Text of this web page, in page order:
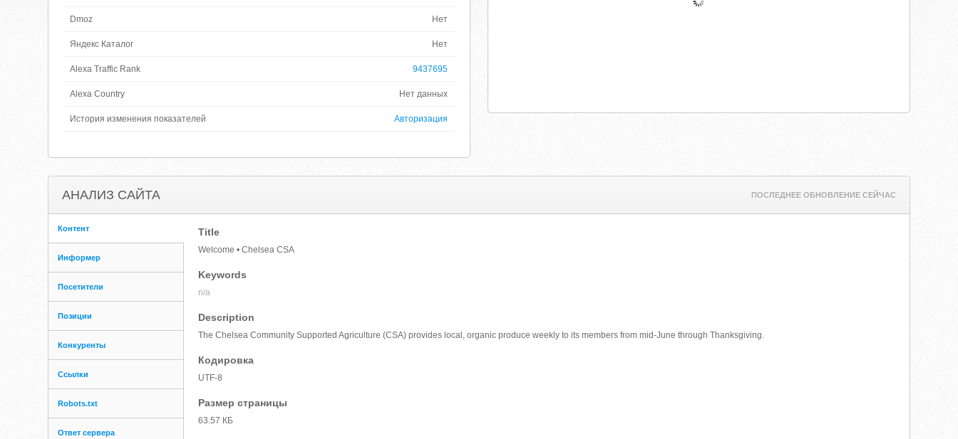
Dmoz Нет
Яндекс Каталог Нет
Alexa Traffic Rank 9437695
Alexa Country Нет данных
История изменения показателей Авторизация
АНАЛИЗ САЙТА ПОСЛЕДНЕЕ ОБНОВЛЕНИЕ СЕЙЧАС
Контент
Информер
Посетители
Позиции
Конкуренты
Ссылки
Robots.txt
Ответ сервера
Title
Welcome • Chelsea CSA
Keywords
n/a
Description
The Chelsea Community Supported Agriculture (CSA) provides local, organic produce weekly to its members from mid-June through Thanksgiving.
Кодировка
UTF-8
Размер страницы
63.57 КБ